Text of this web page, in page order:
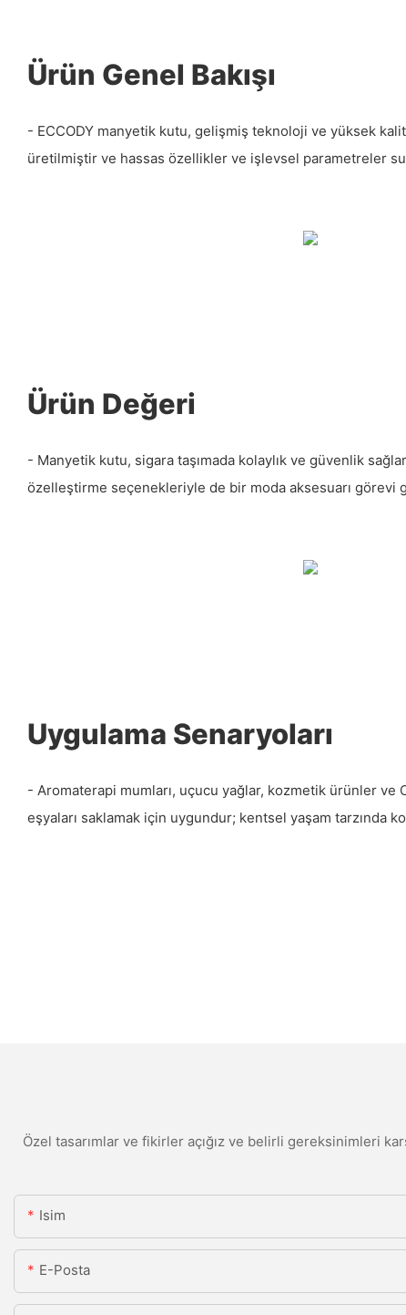
Ürün Genel Bakışı
- ECCODY manyetik kutu, gelişmiş teknoloji ve yüksek
üretilmiştir ve hassas özellikler ve işlevsel parametreler
Ürün Değeri
- Manyetik kutu, sigara taşımada kolaylık ve güvenlik
özelleştirme seçenekleriyle de bir moda aksesuarı görevi
Uygulama Senaryoları
- Aromaterapi mumları, uçucu yağlar, kozmetik ürünler ve
eşyaları saklamak için uygundur; kentsel yaşam tarzında
Özel tasarımlar ve fikirler açığız ve belirli gereksinimleri
Isim
E-Posta